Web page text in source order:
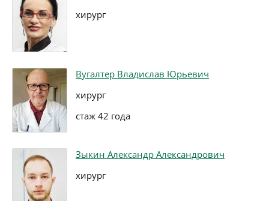
хирург
Вугалтер Владислав Юрьевич
хирург
стаж 42 года
Зыкин Александр Александрович
хирург